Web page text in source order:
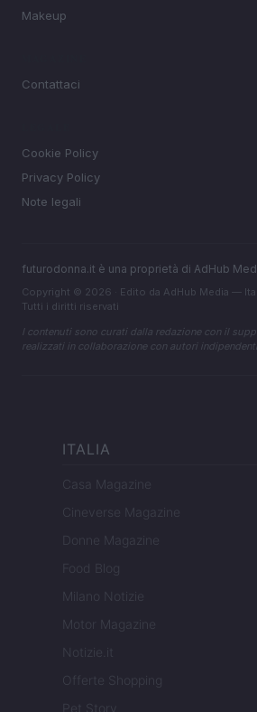
Makeup
Contattaci
Cookie Policy
Privacy Policy
Note legali
futurodonna.it è una proprietà di AdHub
Copyright © 2026 · Edito da AdHub Media —
Tutti i diritti riservati
I contenuti sono curati dalla redazione con il
realizzati in collaborazione con autori
ITALIA
Casa Magazine
Cineverse Magazine
Donne Magazine
Food Blog
Milano Notizie
Motor Magazine
Notizie.it
Offerte Shopping
Pet Story